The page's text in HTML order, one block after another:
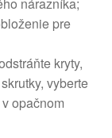
nárazníka;
pre
kryty,
vyberte
opačnom